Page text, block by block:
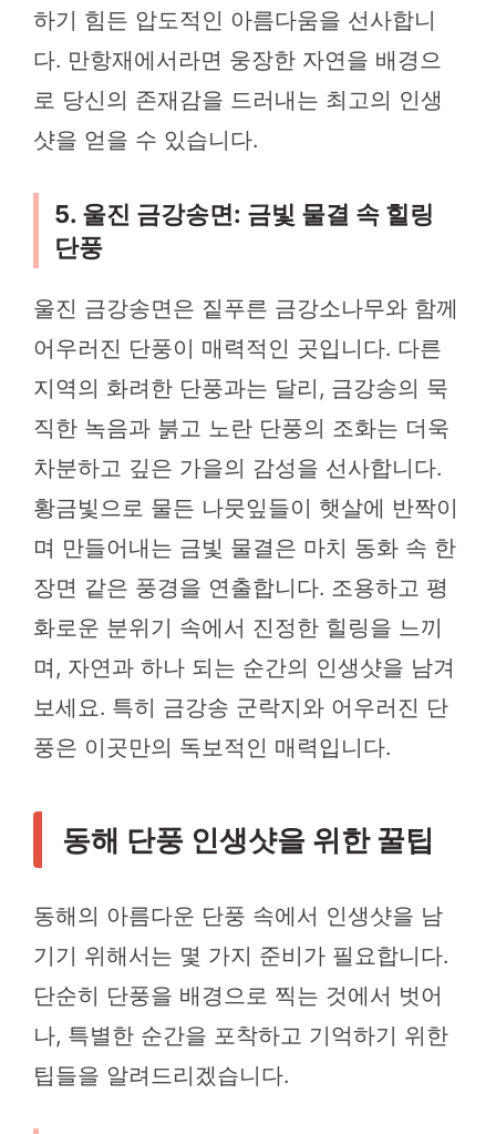
하기 힘든 압도적인 아름다움을 선사합니
다. 만항재에서라면 웅장한 자연을 배경으
로 당신의 존재감을 드러내는 최고의 인생
샷을 얻을 수 있습니다.
5. 울진 금강송면: 금빛 물결 속 힐링
단풍
울진 금강송면은 짙푸른 금강소나무와 함께
어우러진 단풍이 매력적인 곳입니다. 다른
지역의 화려한 단풍과는 달리, 금강송의 묵
직한 녹음과 붉고 노란 단풍의 조화는 더욱
차분하고 깊은 가을의 감성을 선사합니다.
황금빛으로 물든 나뭇잎들이 햇살에 반짝이
며 만들어내는 금빛 물결은 마치 동화 속 한
장면 같은 풍경을 연출합니다. 조용하고 평
화로운 분위기 속에서 진정한 힐링을 느끼
며, 자연과 하나 되는 순간의 인생샷을 남겨
보세요. 특히 금강송 군락지와 어우러진 단
풍은 이곳만의 독보적인 매력입니다.
동해 단풍 인생샷을 위한 꿀팁
동해의 아름다운 단풍 속에서 인생샷을 남
기기 위해서는 몇 가지 준비가 필요합니다.
단순히 단풍을 배경으로 찍는 것에서 벗어
나, 특별한 순간을 포착하고 기억하기 위한
팁들을 알려드리겠습니다.